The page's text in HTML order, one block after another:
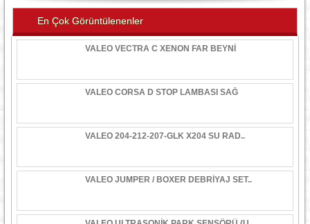
En Çok Görüntülenenler
VALEO VECTRA C XENON FAR BEYNİ
VALEO CORSA D STOP LAMBASI SAĞ
VALEO 204-212-207-GLK X204 SU RAD..
VALEO JUMPER / BOXER DEBRİYAJ SET..